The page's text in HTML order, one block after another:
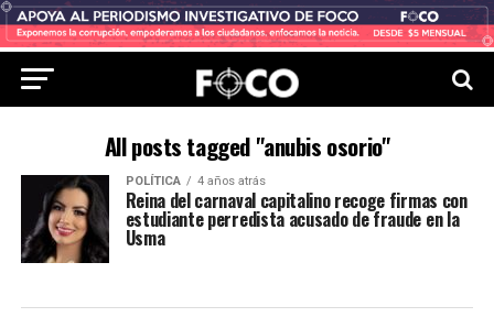
All posts tagged "anubis osorio"
POLÍTICA 4 años atrás
Reina del carnaval capitalino recoge firmas con
estudiante perredista acusado de fraude en la
Usma